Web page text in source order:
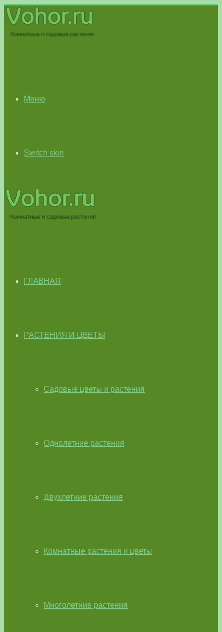
Меню
Switch skin
ГЛАВНАЯ
РАСТЕНИЯ И ЦВЕТЫ
Садовые цветы и растения
Однолетние растения
Двухлетние растения
Комнатные растения и цветы
Многолетние растения